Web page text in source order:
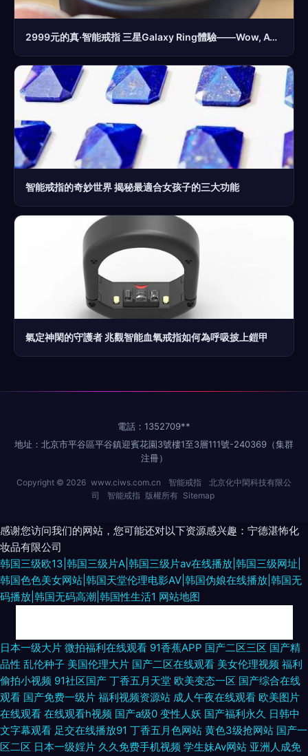
2999元的真·智能戒指 三星Galaxy Ring體驗——Wow, Awesome!
智能戒指的奇妙世界 揭秘最適合女孩子的三大功能
氣定神閑的守護者 兆觀智能血氧戒指如何為呼吸披上鎧甲
電話：1352709**
地址：北京市平谷區平谷鎮迎賓花園3號樓1至3層111號-240369（集群
注冊）
Copyright © 2026 www.ciws.com.cn 智能戒指
北京化中閑科技有限公
司
智能戒指 版權所有 Sitemap
感谢您访问我们的网站，您可能还对以下资源感兴趣：宁德湛怖化
妆品有限公司
韩国三级欧13|韩国三级片A|韩国三级片av在线播放|韩国三级网址|
韩国色色美女网站|韩国天堂伦理电影AV|韩国伪娘在线播放|韩国无
码播放|韩国无码高潮|韩国性生活1 网站地图
AV在线最新地址 深爱婷婷婷网 91色库 狼人五月天影院 91美脚恋足社区 国
产精品区域一 久草在线网 91shufu 香蕉视频 午夜瑟瑟 91视频在线观看导航
人妻一区二区三区传媒 肏屄色网 国产成人精品一 国产精品久久电影院 国产
日本一级大片 微拍福利在线观看 91香蕉APP 国产二区三区 国产精
品性 乱伦种子 美国伦理大片 国产二区在线观看 美女伦理视频 福利
偷拍小视频 91社区国产 丁香五月天堂 欧美变态一区 国产综合在线
观看 国产免费一级片 福利视频资源站 成人午夜在线观看 欧美图片
在线观看 在线观看h视频 国产a级0 变性人妖 国产福利永久 日韩中
文字幕观看 足交在线播放91 丁香五月色网站 黄色3级抢网站 国产一
区二区 日本一级婬片 久久免费手机视频 学生妹Av网站 亚洲人成免